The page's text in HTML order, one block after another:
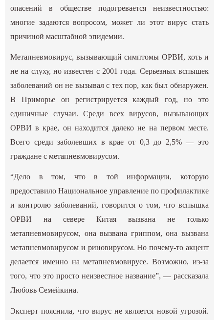
опасений в обществе подогревается неизвестностью:
многие задаются вопросом, может ли этот вирус стать
причиной масштабной эпидемии.
Метапневмовирус, вызывающий симптомы ОРВИ, хоть и
не на слуху, но известен с 2001 года. Серьезных вспышек
заболеваний он не вызывал с тех пор, как был обнаружен.
В Приморье он регистрируется каждый год, но это
единичные случаи. Среди всех вирусов, вызывающих
ОРВИ в крае, он находится далеко не на первом месте.
Всего среди заболевших в крае от 0,3 до 2,5% — это
граждане с метапневмовирусом.
“Дело в том, что в той информации, которую
предоставило Национальное управление по профилактике
и контролю заболеваний, говорится о том, что вспышка
ОРВИ на севере Китая вызвана не только
метапневмовирусом, она вызвана гриппом, она вызвана
метапневмовирусом и риновирусом. Но почему-то акцент
делается именно на метапневмовирусе. Возможно, из-за
того, что это просто неизвестное название”, — рассказала
Любовь Семейкина.
Эксперт пояснила, что вирус не является новой угрозой.